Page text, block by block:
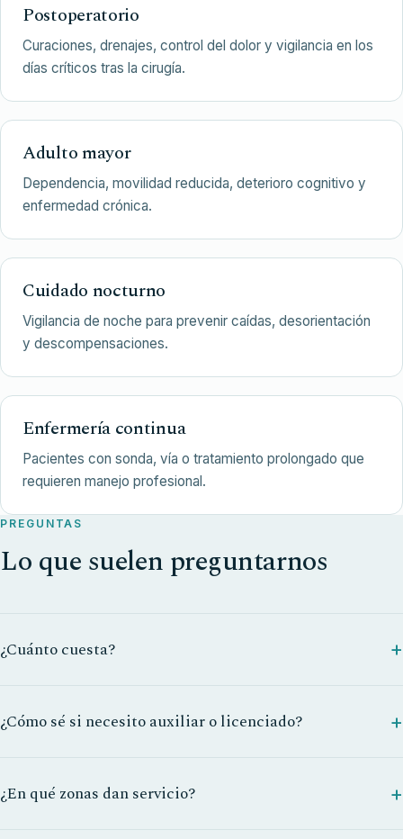
Postoperatorio
Curaciones, drenajes, control del dolor y vigilancia en los
días críticos tras la cirugía.
Adulto mayor
Dependencia, movilidad reducida, deterioro cognitivo y
enfermedad crónica.
Cuidado nocturno
Vigilancia de noche para prevenir caídas, desorientación
y descompensaciones.
Enfermería continua
Pacientes con sonda, vía o tratamiento prolongado que
requieren manejo profesional.
PREGUNTAS
Lo que suelen preguntarnos
¿Cuánto cuesta?
¿Cómo sé si necesito auxiliar o licenciado?
¿En qué zonas dan servicio?